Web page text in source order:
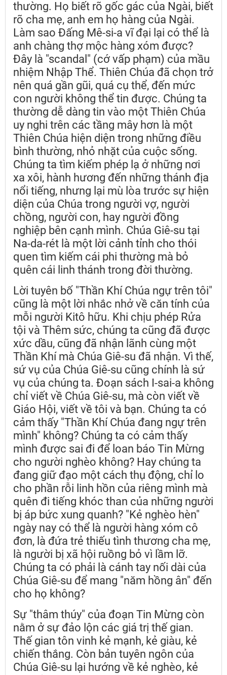
thường. Họ biết rõ gốc gác của Ngài, biết
rõ cha mẹ, anh em họ hàng của Ngài.
Làm sao Đấng Mê-si-a vĩ đại lại có thể là
anh chàng thợ mộc hàng xóm được?
Đây là "scandal" (cớ vấp phạm) của mầu
nhiệm Nhập Thể. Thiên Chúa đã chọn trở
nên quá gần gũi, quá cụ thể, đến mức
con người không thể tin được. Chúng ta
thường dễ dàng tin vào một Thiên Chúa
uy nghi trên các tầng mây hơn là một
Thiên Chúa hiện diện trong những điều
bình thường, nhỏ nhặt của cuộc sống.
Chúng ta tìm kiếm phép lạ ở những nơi
xa xôi, hành hương đến những thánh địa
nổi tiếng, nhưng lại mù lòa trước sự hiện
diện của Chúa trong người vợ, người
chồng, người con, hay người đồng
nghiệp bên cạnh mình. Chúa Giê-su tại
Na-da-rét là một lời cảnh tỉnh cho thói
quen tìm kiếm cái phi thường mà bỏ
quên cái linh thánh trong đời thường.
Lời tuyên bố "Thần Khí Chúa ngự trên tôi"
cũng là một lời nhắc nhở về căn tính của
mỗi người Kitô hữu. Khi chịu phép Rửa
tội và Thêm sức, chúng ta cũng đã được
xức dầu, cũng đã nhận lãnh cùng một
Thần Khí mà Chúa Giê-su đã nhận. Vì thế,
sứ vụ của Chúa Giê-su cũng chính là sứ
vụ của chúng ta. Đoạn sách I-sai-a không
chỉ viết về Chúa Giê-su, mà còn viết về
Giáo Hội, viết về tôi và bạn. Chúng ta có
cảm thấy "Thần Khí Chúa đang ngự trên
mình" không? Chúng ta có cảm thấy
mình được sai đi để loan báo Tin Mừng
cho người nghèo không? Hay chúng ta
đang giữ đạo một cách thụ động, chỉ lo
cho phần rỗi linh hồn của riêng mình mà
quên đi tiếng khóc than của những người
bị áp bức xung quanh? "Kẻ nghèo hèn"
ngày nay có thể là người hàng xóm cô
đơn, là đứa trẻ thiếu tình thương cha mẹ,
là người bị xã hội ruồng bỏ vì lầm lỡ.
Chúng ta có phải là cánh tay nối dài của
Chúa Giê-su để mang "năm hồng ân" đến
cho họ không?
Sự "thâm thúy" của đoạn Tin Mừng còn
nằm ở sự đảo lộn các giá trị thế gian.
Thế gian tôn vinh kẻ mạnh, kẻ giàu, kẻ
chiến thắng. Còn bản tuyên ngôn của
Chúa Giê-su lại hướng về kẻ nghèo, kẻ